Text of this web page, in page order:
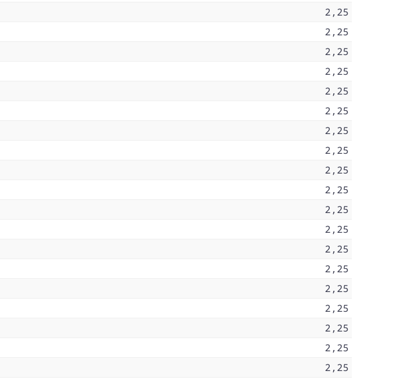
2,25
2,25
2,25
2,25
2,25
2,25
2,25
2,25
2,25
2,25
2,25
2,25
2,25
2,25
2,25
2,25
2,25
2,25
2,25